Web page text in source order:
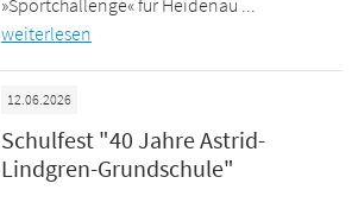
»Sportchallenge« für Heidenau ...
weiterlesen
12.06.2026
Schulfest "40 Jahre Astrid-
Lindgren-Grundschule"